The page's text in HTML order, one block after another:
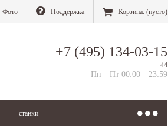
Фото Поддержка Корзина: (пусто)
+7 (495) 134-03-15
44
Пн—Пт 00:00—23:59
станки